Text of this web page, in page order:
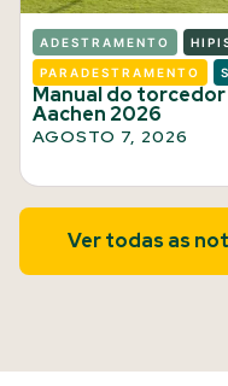
ADESTRAMENTO
PARADESTRAMENTO
Manual do torcedor
Aachen 2026
AGOSTO 7, 2026
Ver todas as